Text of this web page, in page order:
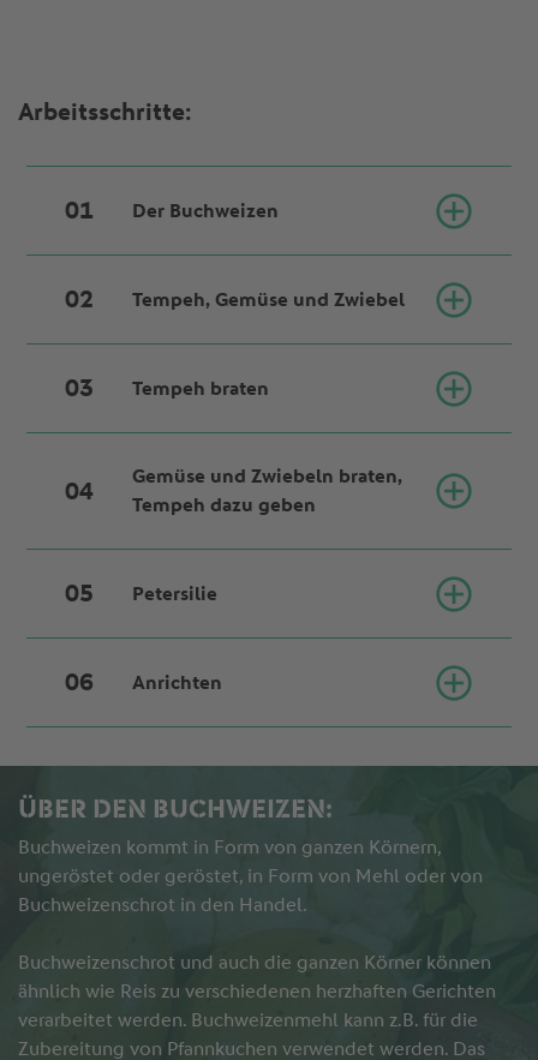
Arbeitsschritte:
Der Buchweizen
Tempeh, Gemüse und Zwiebel
Würfel schneiden.
Tempeh braten
4 EL Olivenöl in einer Pfanne erhitzen und zunächst
Gemüse und Zwiebeln braten,
Tempeh dazu geben
braten. Dabei das Gemüse öfter wenden.
Anschließend mit Salz und Pfeffer abschmecken.
erhitzen.
Petersilie
Anrichten
Gemüse, Tempeh und Buchweizen zusammen
ÜBER DEN BUCHWEIZEN:
Buchweizen kommt in Form von ganzen Körnern,
ungeröstet oder geröstet, in Form von Mehl oder von
Buchweizenschrot in den Handel.
Buchweizenschrot und auch die ganzen Körner können
ähnlich wie Reis zu verschiedenen herzhaften Gerichten
verarbeitet werden. Buchweizenmehl kann z.B. für die
Zubereitung von Pfannkuchen verwendet werden. Das